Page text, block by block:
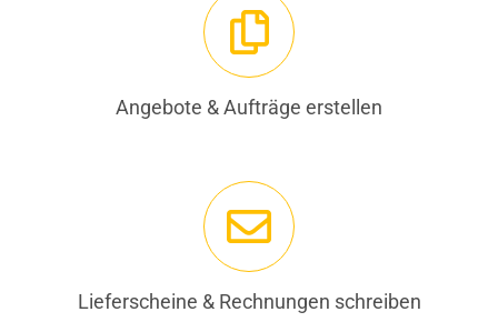
Angebote & Aufträge erstellen
Lieferscheine & Rechnungen schreiben